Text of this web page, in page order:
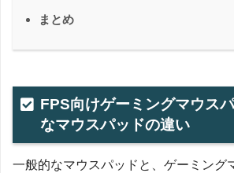
まとめ
FPS向けゲーミングマウス
なマウスパッドの違い
一般的なマウスパッドと、ゲーミング